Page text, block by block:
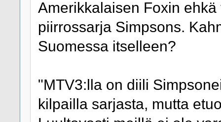
Amerikkalaisen Foxin
piirrossarja Simpsons.
Suomessa itselleen?
"MTV3:lla on diili
kilpailla sarjasta, mutta